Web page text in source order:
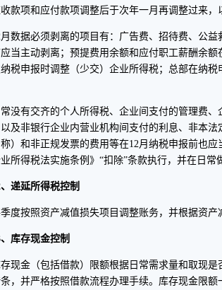
款项和应付款项调整后于次年一月再调整过来，
据必须剥离的项目有：广告费、招待费、公益
当主动剥离；预提费用余额和应付职工薪酬余
税申报时调整（少交）企业所得税；总部在纳
有交齐的个人所得税、企业间支付的管理费、
及非银行企业内营业机构间支付的利息、非本
）和非正规发票的费用等在12月纳税申报前也
所得税法实施条例》“扣除”条款执行，并在日常
、递延所得税控制
按照资产减值损失项目调整账务，并根据资产
、库存现金控制
金（包括借款）限额根据日常需求量和取现是
，并严格按照借款流程办理手续。库存现金限